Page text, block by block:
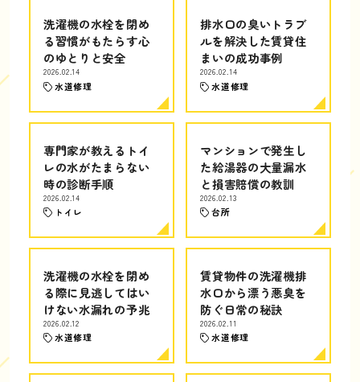
洗濯機の水栓を閉め
る習慣がもたらす心
のゆとりと安全
2026.02.14
水道修理
排水口の臭いトラブ
ルを解決した賃貸住
まいの成功事例
2026.02.14
水道修理
専門家が教えるトイ
レの水がたまらない
時の診断手順
2026.02.14
トイレ
マンションで発生し
た給湯器の大量漏水
と損害賠償の教訓
2026.02.13
台所
洗濯機の水栓を閉め
る際に見逃してはい
けない水漏れの予兆
2026.02.12
水道修理
賃貸物件の洗濯機排
水口から漂う悪臭を
防ぐ日常の秘訣
2026.02.11
水道修理